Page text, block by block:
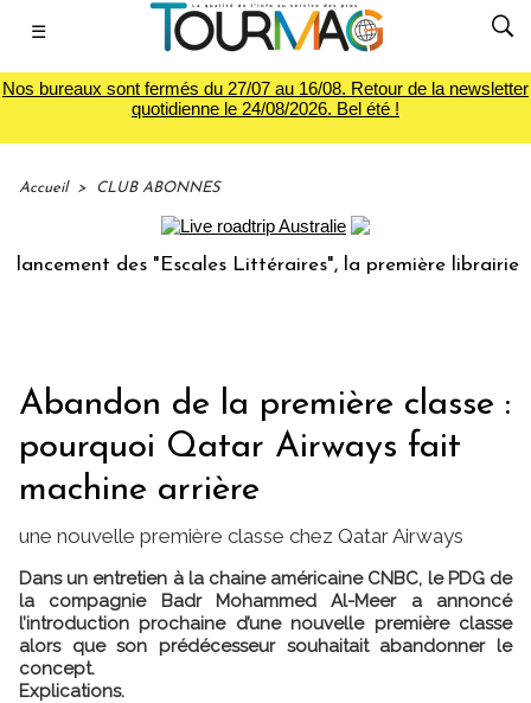
☰
Nos bureaux sont fermés du 27/07 au 16/08. Retour de la newsletter
quotidienne le 24/08/2026. Bel été !
Accueil > CLUB ABONNES
des "Escales Littéraires", la première librairie du voyage
Abandon de la première classe :
pourquoi Qatar Airways fait
machine arrière
une nouvelle première classe chez Qatar Airways
Dans un entretien à la chaine américaine CNBC, le PDG de
la compagnie Badr Mohammed Al-Meer a annoncé
l’introduction prochaine d’une nouvelle première classe
alors que son prédécesseur souhaitait abandonner le
concept.
Explications.